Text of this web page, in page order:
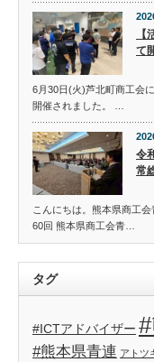
て
6月30日(火)芦北町商工会
開催されました。 …
令
常
こんにちは。熊本県商工
60回 熊本県商工会青…
タグ
#ICTアドバイザー
#熊本県青連 アトツ